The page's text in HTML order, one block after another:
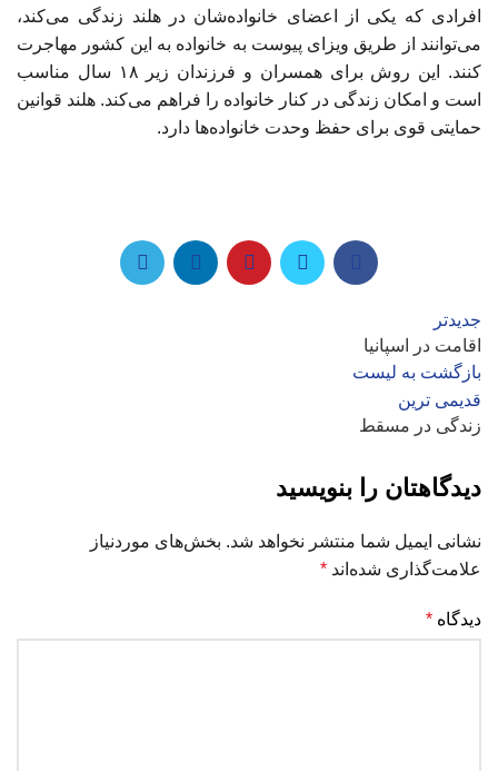
افرادی که یکی از اعضای خانواده‌شان در هلند زندگی می‌کند،
می‌توانند از طریق ویزای پیوست به خانواده به این کشور مهاجرت
کنند. این روش برای همسران و فرزندان زیر ۱۸ سال مناسب
است و امکان زندگی در کنار خانواده را فراهم می‌کند. هلند قوانین
حمایتی قوی برای حفظ وحدت خانواده‌ها دارد.
جدیدتر
اقامت در اسپانیا
بازگشت به لیست
قدیمی ترین
زندگی در مسقط
دیدگاهتان را بنویسید
نشانی ایمیل شما منتشر نخواهد شد. بخش‌های موردنیاز
علامت‌گذاری شده‌اند *
دیدگاه *